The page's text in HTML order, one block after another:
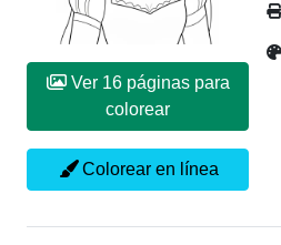
Ver 16 páginas para
colorear
Colorear en línea